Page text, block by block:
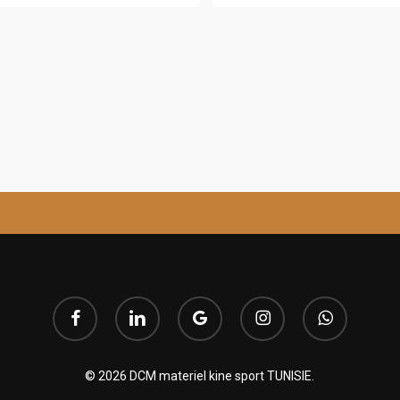
facebook linkedin
google-
plus
instagram whatsapp
© 2026 DCM materiel kine sport TUNISIE.